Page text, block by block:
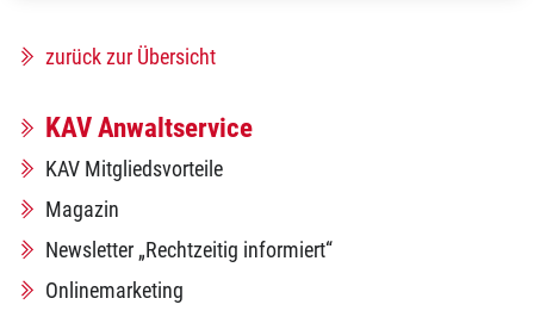
zurück zur Übersicht
KAV Anwaltservice
KAV Mitgliedsvorteile
Magazin
Newsletter „Rechtzeitig informiert“
Onlinemarketing